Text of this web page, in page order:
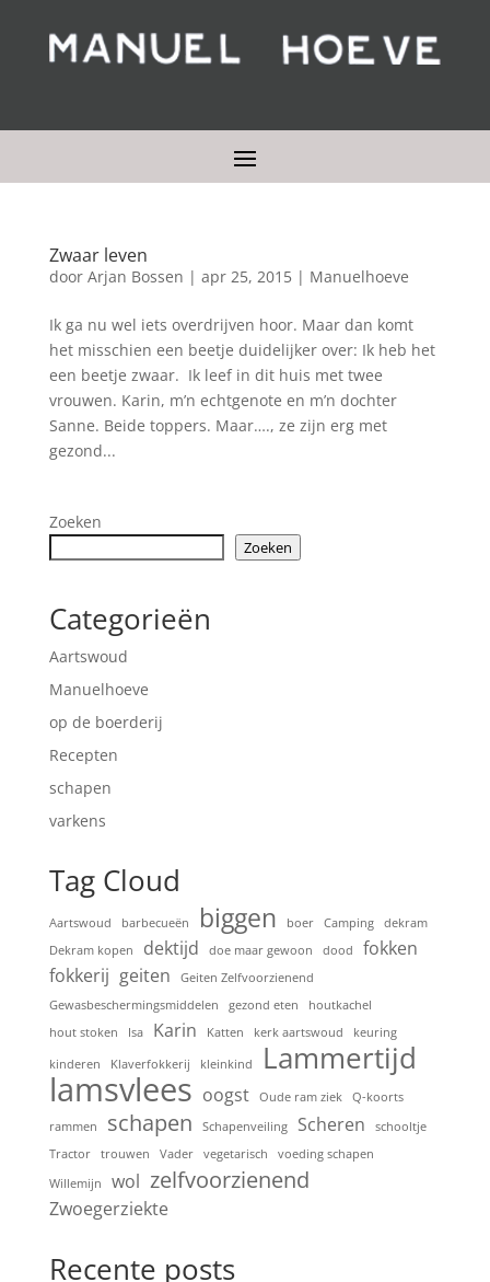
Zwaar leven
door Arjan Bossen | apr 25, 2015| Manuelhoeve
Ik ga nu wel iets overdrijven hoor. Maar dan komt
het misschien een beetje duidelijker over: Ik heb het
een beetje zwaar. Ik leef in dit huis met twee
vrouwen. Karin, m’n echtgenote en m’n dochter
Sanne. Beide toppers. Maar…., ze zijn erg met
gezond...
Zoeken
Zoeken
Categorieën
Aartswoud
Manuelhoeve
op de boerderij
Recepten
schapen
varkens
Tag Cloud
Aartswoud barbecueën biggen boer Camping
dekram
Dekram kopen
dektijd doe maar gewoon dood
fokken
fokkerij geiten
Geiten Zelfvoorzienend
Gewasbeschermingsmiddelen
gezond eten
houtkachel
hout stoken
Isa Karin Katten kerk aartswoud keuring
kinderen Klaverfokkerij kleinkind Lammertijd
lamsvlees oogst Oude ram ziek
Q-koorts
rammen
schapen Schapenveiling Scheren
schooltje
Tractor
trouwen Vader vegetarisch
voeding schapen
Willemijn
wol zelfvoorzienend
Zwoegerziekte
Recente posts